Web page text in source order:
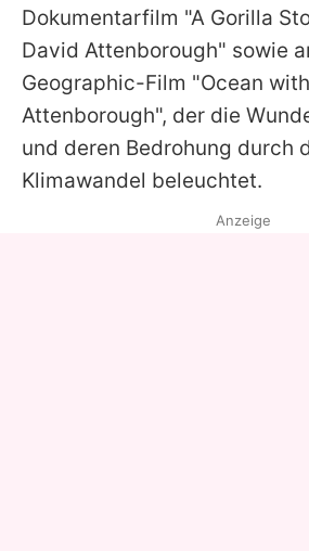
Utiq verwalten
Dokumentarfilm "A Gorilla
David Attenborough" sowie
Geographic-Film "Ocean with
Attenborough", der die
und deren Bedrohung durch
Klimawandel beleuchtet.
Anzeige